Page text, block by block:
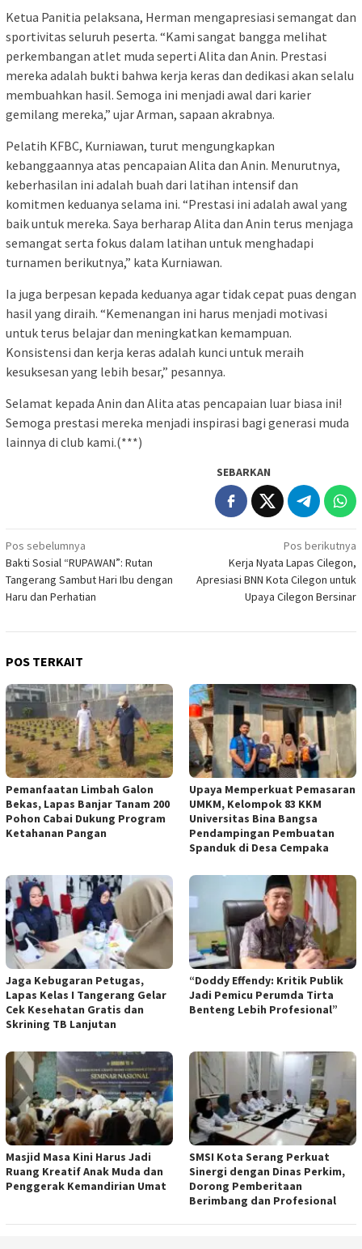
Ketua Panitia pelaksana, Herman mengapresiasi semangat dan
sportivitas seluruh peserta. “Kami sangat bangga melihat
perkembangan atlet muda seperti Alita dan Anin. Prestasi
mereka adalah bukti bahwa kerja keras dan dedikasi akan selalu
membuahkan hasil. Semoga ini menjadi awal dari karier
gemilang mereka,” ujar Arman, sapaan akrabnya.
Pelatih KFBC, Kurniawan, turut mengungkapkan
kebanggaannya atas pencapaian Alita dan Anin. Menurutnya,
keberhasilan ini adalah buah dari latihan intensif dan
komitmen keduanya selama ini. “Prestasi ini adalah awal yang
baik untuk mereka. Saya berharap Alita dan Anin terus menjaga
semangat serta fokus dalam latihan untuk menghadapi
turnamen berikutnya,” kata Kurniawan.
Ia juga berpesan kepada keduanya agar tidak cepat puas dengan
hasil yang diraih. “Kemenangan ini harus menjadi motivasi
untuk terus belajar dan meningkatkan kemampuan.
Konsistensi dan kerja keras adalah kunci untuk meraih
kesuksesan yang lebih besar,” pesannya.
Selamat kepada Anin dan Alita atas pencapaian luar biasa ini!
Semoga prestasi mereka menjadi inspirasi bagi generasi muda
lainnya di club kami.(***)
SEBARKAN
Navigasi
pos
Pos sebelumnya
Bakti Sosial “RUPAWAN”: Rutan
Tangerang Sambut Hari Ibu dengan
Haru dan Perhatian
Pos berikutnya
Kerja Nyata Lapas Cilegon,
Apresiasi BNN Kota Cilegon untuk
Upaya Cilegon Bersinar
POS TERKAIT
Pemanfaatan Limbah Galon
Bekas, Lapas Banjar Tanam 200
Pohon Cabai Dukung Program
Ketahanan Pangan
Upaya Memperkuat Pemasaran
UMKM, Kelompok 83 KKM
Universitas Bina Bangsa
Pendampingan Pembuatan
Spanduk di Desa Cempaka
Jaga Kebugaran Petugas,
Lapas Kelas I Tangerang Gelar
Cek Kesehatan Gratis dan
Skrining TB Lanjutan
“Doddy Effendy: Kritik Publik
Jadi Pemicu Perumda Tirta
Benteng Lebih Profesional”
Masjid Masa Kini Harus Jadi
Ruang Kreatif Anak Muda dan
Penggerak Kemandirian Umat
SMSI Kota Serang Perkuat
Sinergi dengan Dinas Perkim,
Dorong Pemberitaan
Berimbang dan Profesional